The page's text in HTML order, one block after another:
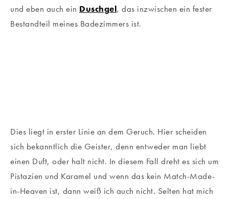
und eben auch ein Duschgel, das inzwischen ein fester
Bestandteil meines Badezimmers ist.
Dies liegt in erster Linie an dem Geruch. Hier scheiden
sich bekanntlich die Geister, denn entweder man liebt
einen Duft, oder halt nicht. In diesem Fall dreht es sich um
Pistazien und Karamel und wenn das kein Match-Made-
in-Heaven ist, dann weiß ich auch nicht. Selten hat mich